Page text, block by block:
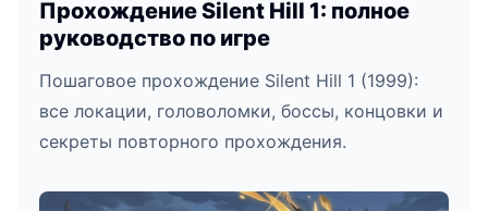
Прохождение Silent Hill 1: полное
руководство по игре
Пошаговое прохождение Silent Hill 1 (1999):
все локации, головоломки, боссы, концовки и
секреты повторного прохождения.